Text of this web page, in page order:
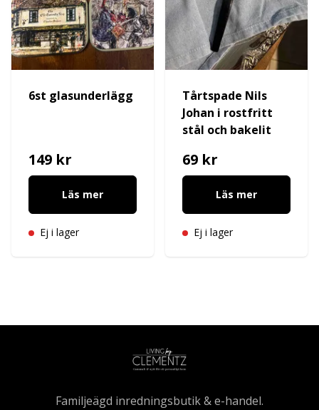
6st glasunderlägg
149 kr
Läs mer
Ej i lager
Tårtspade Nils
Johan i rostfritt
stål och bakelit
69 kr
Läs mer
Ej i lager
Familjeägd inredningsbutik & e-handel.